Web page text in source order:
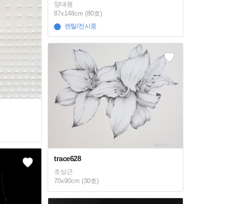
양대원
87x148cm (80호)
렌탈/전시중
trace628
조상근
70x90cm (30호)